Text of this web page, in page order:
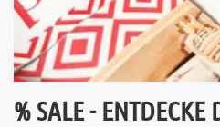
% SALE - ENTDECKE